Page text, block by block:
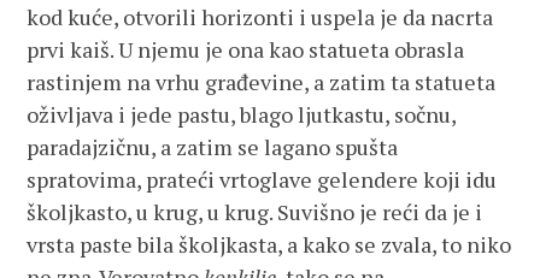
kod kuće, otvorili horizonti i uspela je da nacrta
prvi kaiš. U njemu je ona kao statueta obrasla
rastinjem na vrhu građevine, a zatim ta statueta
oživljava i jede pastu, blago ljutkastu, sočnu,
paradajzičnu, a zatim se lagano spušta
spratovima, prateći vrtoglave gelendere koji idu
školjkasto, u krug, u krug. Suvišno je reći da je i
vrsta paste bila školjkasta, a kako se zvala, to niko